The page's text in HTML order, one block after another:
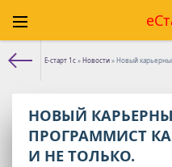
Е-старт 1с»Новости» Новый
НОВЫЙ
ПРОГРАММИСТ
И НЕ ТОЛЬКО.